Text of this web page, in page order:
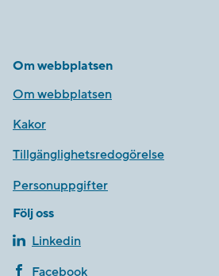
Om webbplatsen
Om webbplatsen
Kakor
Tillgänglighetsredogörelse
Personuppgifter
Följ oss
Linkedin
Facebook